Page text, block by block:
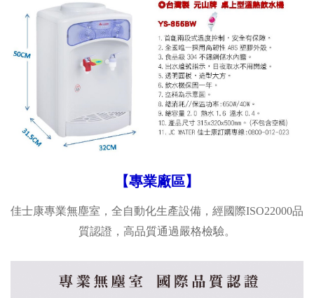
【專業廠區】
佳士康專業無塵室，全自動化生產設備，經國際ISO22000品
質認證，高品質通過嚴格檢驗。